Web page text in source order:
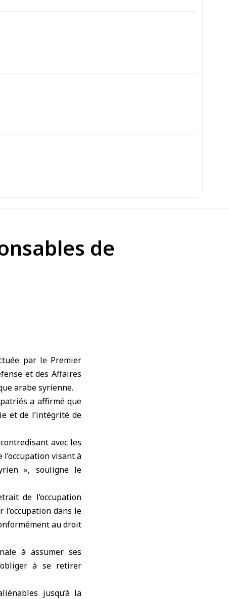
de
par le Premier
et des Affaires
arabe syrienne.
a affirmé que
et de l’intégrité de
avec les
visant à
», souligne le
de l’occupation
dans le
au droit
à assumer ses
à se retirer
jusqu’à la